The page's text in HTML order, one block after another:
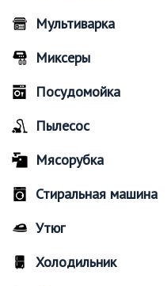
Мультиварка
Миксеры
Посудомойка
Пылесос
Мясорубка
Стиральная машина
Утюг
Холодильник